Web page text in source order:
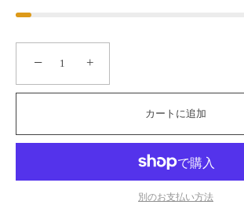
− +
カートに追加
別のお支払い方法